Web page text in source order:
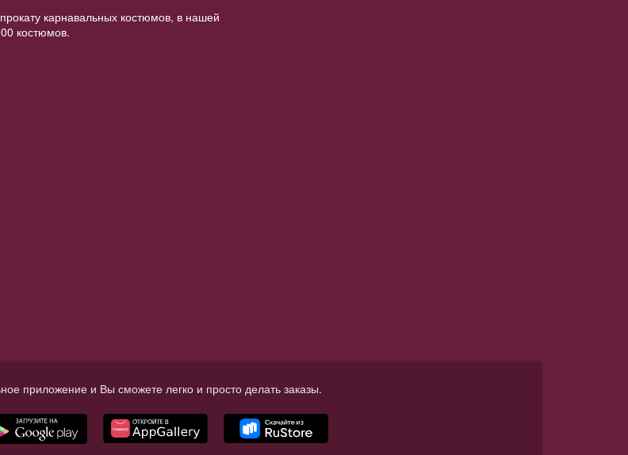
карнавальных костюмов, в нашей
костюмов.
приложение и Вы сможете легко и просто делать заказы.